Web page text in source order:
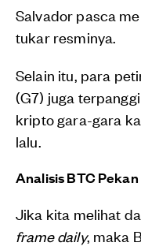
Salvador pasca
tukar resminya.
Selain itu, para
(G7) juga
kripto gara-gara
lalu.
Analisis BTC Pekan
Jika kita melihat
frame daily, maka